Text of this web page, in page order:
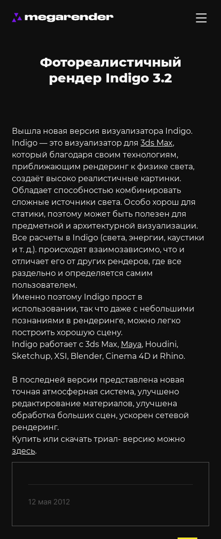
Фотореалистичный
рендер Indigo 3.2
Вышла новая версия визуализатора Indigo.
Indigo — это визуализатор для 3ds Max,
который благодаря своим технологиям,
приближающим рендеринг к физике света,
создаёт высоко реалистичные картинки.
Обладает способностью комбинировать
сложные источники света. Особо хорош для
статики, поэтому может быть полезен для
предметной и архитектурной визуализации.
Все расчеты в Indigo (света, энергии, каустики
и т. д.). происходят взаимозависимо, что и
отличает его от других рендеров, где все
раздельно и определяется самим
пользователем.
Именно поэтому Indigo прост в
использовании, так что даже с небольшими
познаниями в рендеринге, можно легко
построить хорошую сцену.
Indigo работает с 3ds Max, Maya, Houdini,
Sketchup, XSI, Blender, Cinema 4D и Rhino.
В последней версии представлена новая
точная атмосферная система, улучшено
редактирование материалов, улучшена
обработка больших сцен, ускорен сетевой
рендеринг.
Купить или скачать триал- версию можно
здесь.
12 мая 2012